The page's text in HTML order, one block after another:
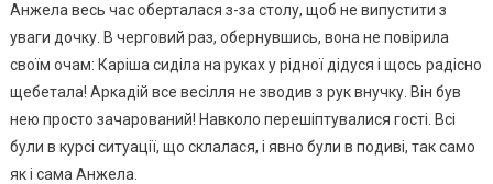
Анжела весь час оберталася з-за столу, щоб не випустити з
уваги дочку. В черговий раз, обернувшись, вона не повірила
своїм очам: Карiша сиділа на руках у рідної дідуся і щось радісно
щебетала! Аркадій все весілля не зводив з рук внучку. Він був
нею просто зачарований! Навколо перешіптувалися гості. Всі
були в курсі ситуації, що склалася, і явно були в подиві, так само
як і сама Анжела.